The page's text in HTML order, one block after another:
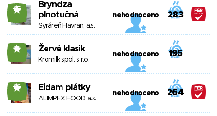
25
Bryndza
plnotučná
Syráreň Havran, a.s.
nehodnoceno 283
16 Žervé klasik
Kromilk spol. s r.o.
nehodnoceno 195
26 Eidam plátky
ALIMPEX FOOD a.s.
nehodnoceno 264